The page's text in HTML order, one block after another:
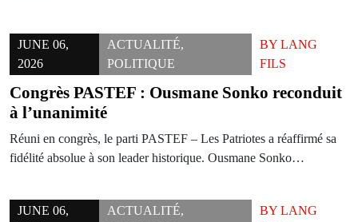
JUNE 06,
2026
ACTUALITÉ,
POLITIQUE
BYLANG
FILS
Congrès PASTEF : Ousmane Sonko reconduit
à l’unanimité
Réuni en congrès, le parti PASTEF – Les Patriotes a réaffirmé sa
fidélité absolue à son leader historique. Ousmane Sonko…
JUNE 06,
ACTUALITÉ,
BYLANG